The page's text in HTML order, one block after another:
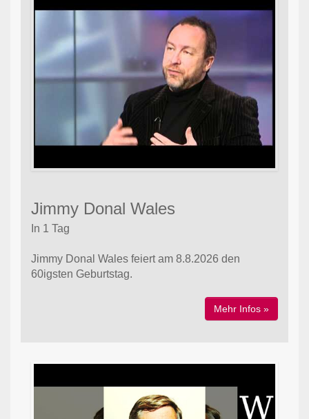
Jimmy Donal Wales
In 1 Tag
Jimmy Donal Wales feiert am 8.8.2026 den
60igsten Geburtstag.
Mehr Infos »